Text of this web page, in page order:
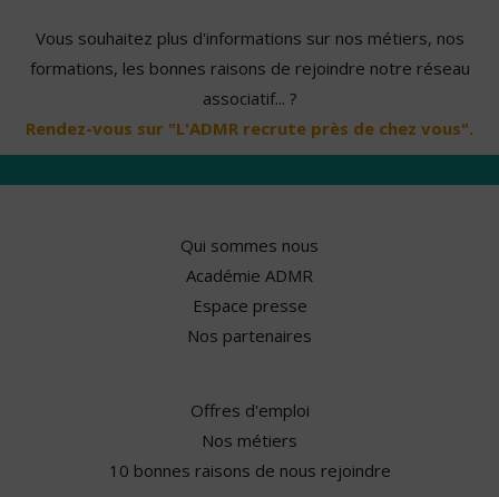
Vous souhaitez plus d'informations sur nos métiers, nos
formations, les bonnes raisons de rejoindre notre réseau
associatif... ?
Rendez-vous sur "L'ADMR recrute près de chez vous".
Qui sommes nous
Académie ADMR
Espace presse
Nos partenaires
Offres d'emploi
Nos métiers
10 bonnes raisons de nous rejoindre